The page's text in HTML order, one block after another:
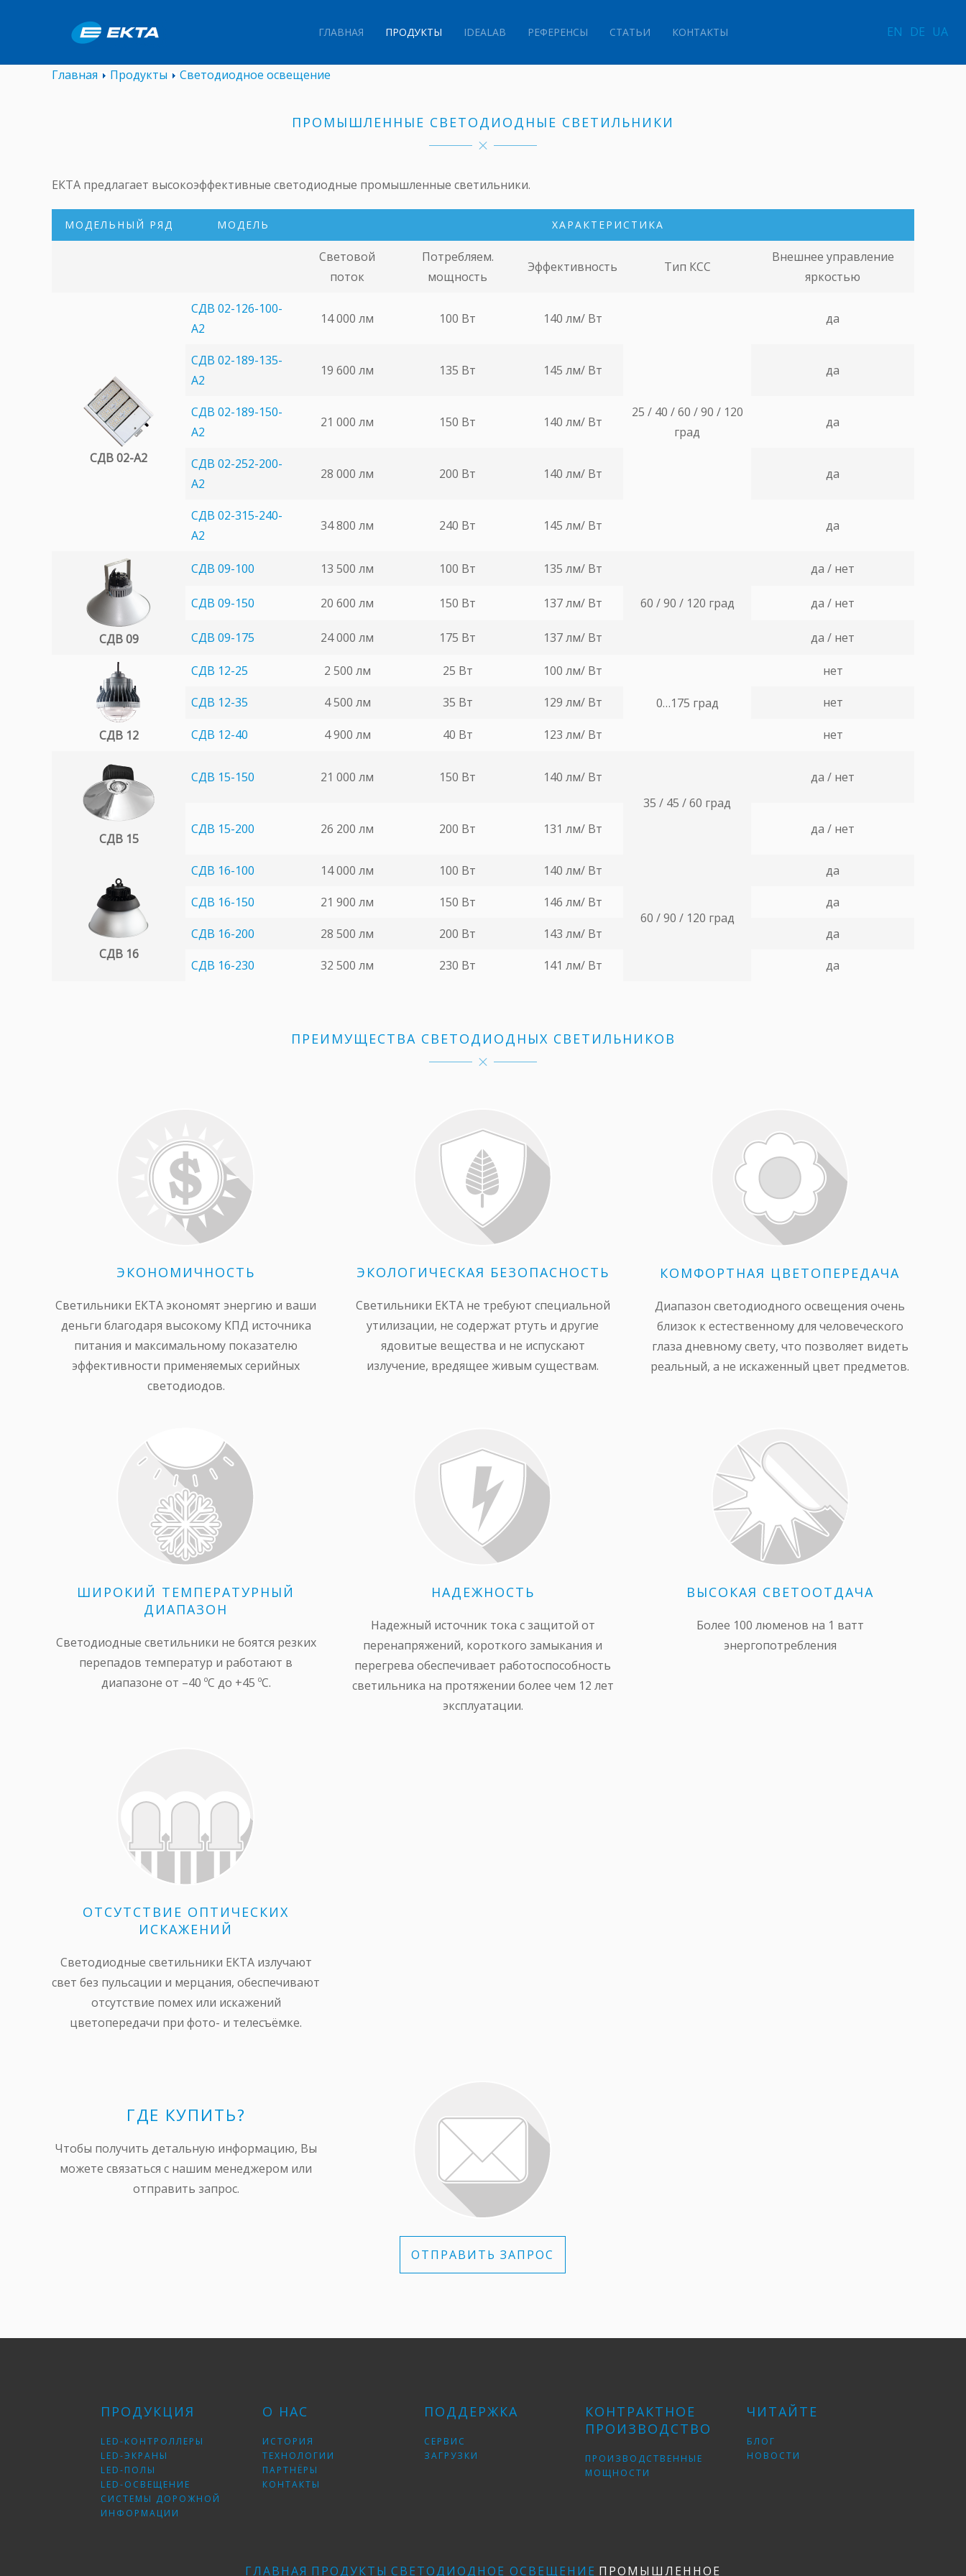
ГЛАВНАЯ ПРОДУКТЫ IDEALAB РЕФЕРЕНСЫ СТАТЬИ КОНТАКТЫ EN DE UA
Главная Продукты Светодиодное освещение
ПРОМЫШЛЕННЫЕ СВЕТОДИОДНЫЕ СВЕТИЛЬНИКИ
ЕКТА предлагает высокоэффективные светодиодные промышленные светильники.
МОДЕЛЬНЫЙ РЯД МОДЕЛЬ ХАРАКТЕРИСТИКА
Световой
поток
Потребляем.
мощность
Эффективность Тип КСС
Внешнее управление
яркостью
СДВ 02-A2
СДВ 02-126-100-
A2
14 000 лм 100 Вт 140 лм/ Вт
25 / 40 / 60 / 90 / 120
град
да
СДВ 02-189-135-
A2
19 600 лм 135 Вт 145 лм/ Вт да
СДВ 02-189-150-
A2
21 000 лм 150 Вт 140 лм/ Вт да
СДВ 02-252-200-
A2
28 000 лм 200 Вт 140 лм/ Вт да
СДВ 02-315-240-
A2
34 800 лм 240 Вт 145 лм/ Вт да
СДВ 09
СДВ 09-100 13 500 лм 100 Вт 135 лм/ Вт
60 / 90 / 120 град
да / нет
СДВ 09-150 20 600 лм 150 Вт 137 лм/ Вт да / нет
СДВ 09-175 24 000 лм 175 Вт 137 лм/ Вт да / нет
СДВ 12
СДВ 12-25 2 500 лм 25 Вт 100 лм/ Вт
0…175 град
нет
СДВ 12-35
4 500 лм 35 Вт 129 лм/ Вт нет
СДВ 12-40 4 900 лм 40 Вт 123 лм/ Вт нет
СДВ 15
СДВ 15-150 21 000 лм 150 Вт
140 лм/ Вт
35 / 45 / 60 град
да / нет
СДВ 15-200 26 200 лм 200 Вт 131 лм/ Вт да / нет
СДВ 16
СДВ 16-100 14 000 лм 100 Вт 140 лм/ Вт
60 / 90 / 120 град
да
СДВ 16-150
21 900 лм 150 Вт 146 лм/ Вт
да
СДВ 16-200
28 500 лм 200 Вт 143 лм/ Вт
да
СДВ 16-230
32 500 лм 230 Вт 141 лм/ Вт да
ПРЕИМУЩЕСТВА СВЕТОДИОДНЫХ СВЕТИЛЬНИКОВ
ЭКОНОМИЧНОСТЬ
Светильники ЕКТА экономят энергию и ваши
деньги благодаря высокому КПД источника
питания и максимальному показателю
эффективности применяемых серийных
светодиодов.
ЭКОЛОГИЧЕСКАЯ БЕЗОПАСНОСТЬ
Светильники ЕКТА не требуют специальной
утилизации, не содержат ртуть и другие
ядовитые вещества и не испускают
излучение, вредящее живым существам.
КОМФОРТНАЯ ЦВЕТОПЕРЕДАЧА
Диапазон светодиодного освещения очень
близок к естественному для человеческого
глаза дневному свету, что позволяет видеть
реальный, а не искаженный цвет предметов.
ШИРОКИЙ ТЕМПЕРАТУРНЫЙ
ДИАПАЗОН
Светодиодные светильники не боятся резких
перепадов температур и работают в
диапазоне от –40 ºС до +45 ºС.
НАДЕЖНОСТЬ
Надежный источник тока с защитой от
перенапряжений, короткого замыкания и
перегрева обеспечивает работоспособность
светильника на протяжении более чем 12 лет
эксплуатации.
ВЫСОКАЯ СВЕТООТДАЧА
Более 100 люменов на 1 ватт
энергопотребления
ОТСУТСТВИЕ ОПТИЧЕСКИХ
ИСКАЖЕНИЙ
Светодиодные светильники ЕКТА излучают
свет без пульсации и мерцания, обеспечивают
отсутствие помех или искажений
цветопередачи при фото- и телесъёмке.
ГДЕ КУПИТЬ?
Чтобы получить детальную информацию, Вы
можете связаться с нашим менеджером или
отправить запрос.
ОТПРАВИТЬ ЗАПРОС
ПРОДУКЦИЯ
LED-КОНТРОЛЛЕРЫ
LED-ЭКРАНЫ
LED-ПОЛЫ
LED-ОСВЕЩЕНИЕ
СИСТЕМЫ ДОРОЖНОЙ
ИНФОРМАЦИИ
О НАС
ИСТОРИЯ
ТЕХНОЛОГИИ
ПАРТНЁРЫ
КОНТАКТЫ
ПОДДЕРЖКА
СЕРВИС
ЗАГРУЗКИ
КОНТРАКТНОЕ
ПРОИЗВОДСТВО
ПРОИЗВОДСТВЕННЫЕ
МОЩНОСТИ
ЧИТАЙТЕ
БЛОГ
НОВОСТИ
ГЛАВНАЯ ПРОДУКТЫ СВЕТОДИОДНОЕ ОСВЕЩЕНИЕ ПРОМЫШЛЕННОЕ